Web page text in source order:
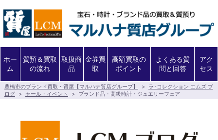
ホー
ム
質預＆買取
の流れ
取扱商
品
金券買
取
高額買取の
ポイント
よくある質
問と回答
アク
セス
豊橋市のブランド買取・質屋【マルハナ質店グループ】 >
ラ･コレクション エムズ ブ
ログ > セール・イベント > ブランド品・高級時計・ジュエリーフェア